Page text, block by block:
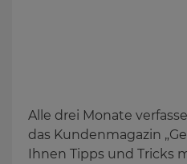
Alle drei Monate
das Kundenmagazin
Ihnen Tipps und Tricks